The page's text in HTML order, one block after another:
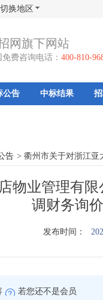
切换地区
网旗下网站
免费咨询电话： 400-810-
公告 中标结果
告 > 衢州市关于对浙江亚
物业管理有
调财务询
发布时间：
若您还不是会员